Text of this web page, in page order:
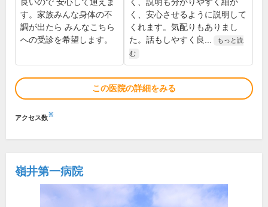
す。家族みんな身体の不
調が出たら みんなこちら
への受診を希望します。
く、安心させるように説明して
くれます。気配りもありまし
た。話もしやすく良...
もっと読
む
この医院の詳細をみる
アクセス数※
嶺井第一病院